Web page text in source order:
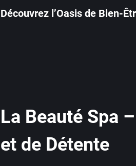
Découvrez l’Oasis de Bien-
La Beauté Spa
et de Détente